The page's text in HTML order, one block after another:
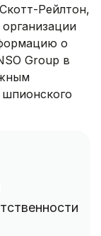
Рейлтон,
о
Group в